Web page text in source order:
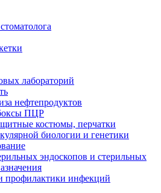
лабораторий
нефтепродуктов
ПЦР
костюмы, перчатки
биологии и генетики
эндоскопов и стерильных
профилактики инфекций